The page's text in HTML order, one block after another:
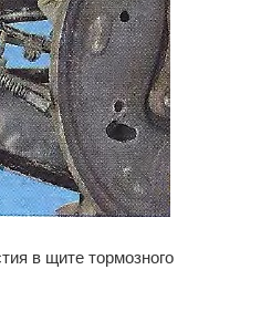
в щите тормозного